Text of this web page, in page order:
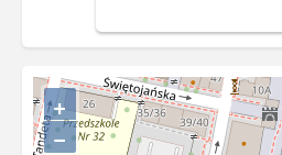
wodnych bram
był jedną z budowli
wnętrzach baszt
przystosowane do
palnej.
+
−